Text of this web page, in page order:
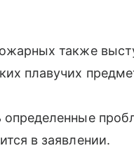
также
плавучих
определенные
в заявлении.